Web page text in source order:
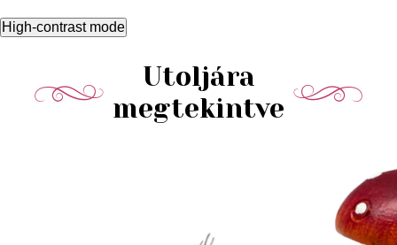
High-contrast mode
Utoljára
megtekintve